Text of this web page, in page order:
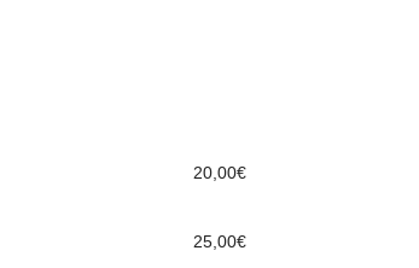
20,00€
25,00€